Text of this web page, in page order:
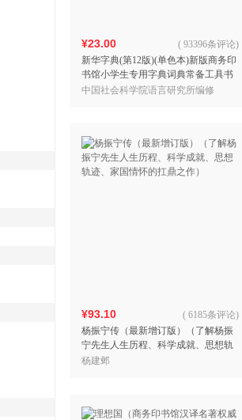
¥23.00
新华字典(第12版)(单色本)新版商务印
书馆小学生专用字典词典常备工具书
教辅工具书实用工具书
( 93396条评论)
中国社会科学院语言研究所编修
¥93.10
杨振宁传（最新增订版）（了解杨振
宁先生人生历程、科学成就、思想轨
迹、家国情怀的扛鼎之作）
( 6185条评论)
杨建邺